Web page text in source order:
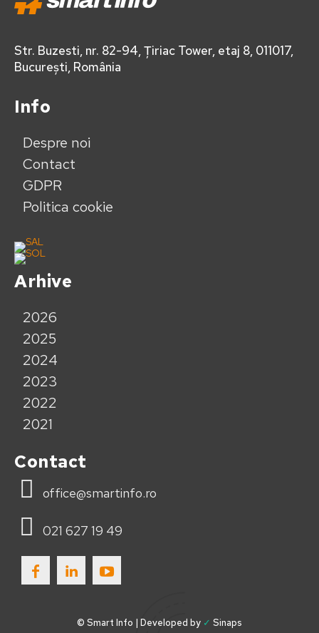
Str. Buzesti, nr. 82-94, Țiriac Tower, etaj 8, 011017,
București, România
Info
Despre noi
Contact
GDPR
Politica cookie
Arhive
2026
2025
2024
2023
2022
2021
Contact
office@smartinfo.ro
021 627 19 49
© Smart Info | Developed by ✓ Sinaps